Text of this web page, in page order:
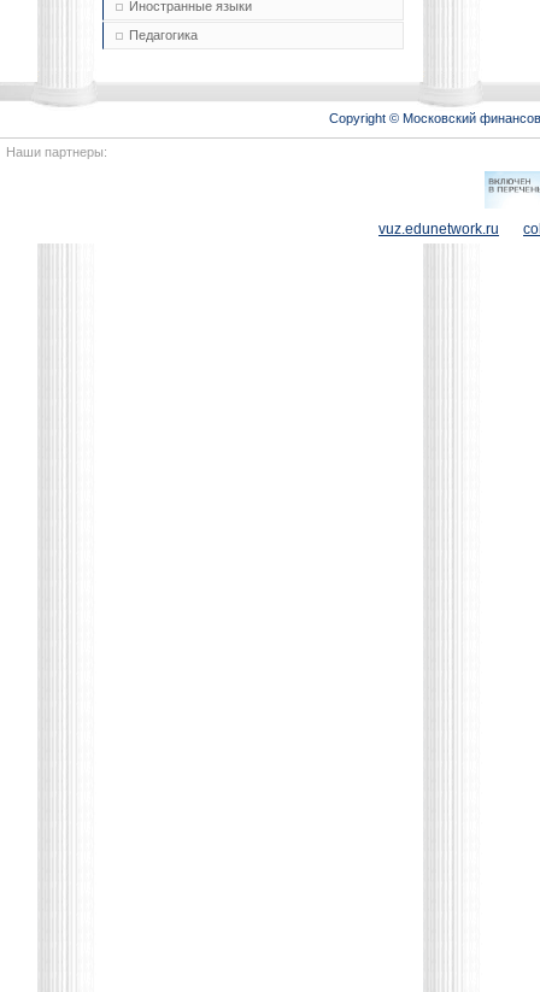
Иностранные языки
Педагогика
Copyright © Московский
Наши партнеры:
vuz.edunetwork.ru